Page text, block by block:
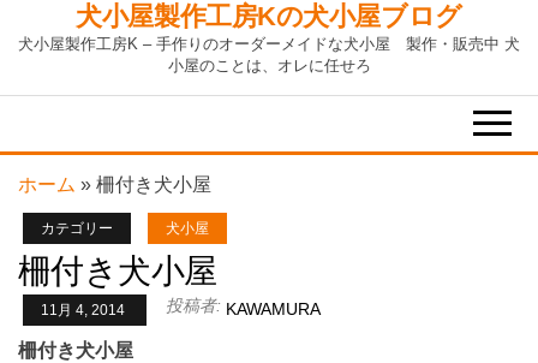
犬小屋製作工房Kの犬小屋ブログ
犬小屋製作工房K – 手作りのオーダーメイドな犬小屋 製作・販売中 犬
小屋のことは、オレに任せろ
ホーム » 柵付き犬小屋
カテゴリー 犬小屋
柵付き犬小屋
11月 4, 2014 投稿者: KAWAMURA
柵付き犬小屋